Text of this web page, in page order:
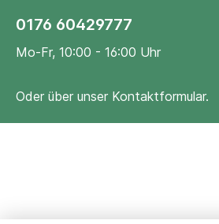
0176 60429777
Mo-Fr, 10:00 - 16:00 Uhr
Oder über unser Kontaktformular.